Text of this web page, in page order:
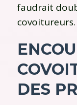
faudrait
covoitureurs.
DES